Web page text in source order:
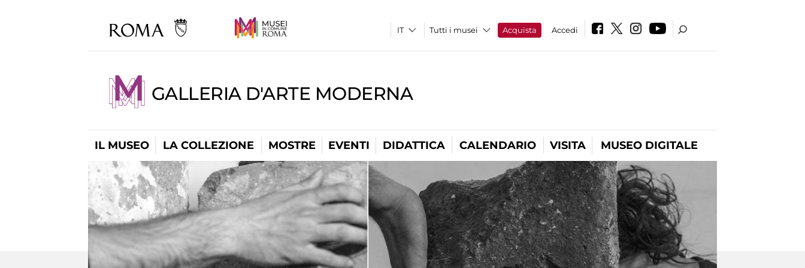
Tutti i musei Acquista Accedi
GALLERIA D'ARTE MODERNA
IL MUSEO LA COLLEZIONE MOSTRE EVENTI DIDATTICA CALENDARIO VISITA MUSEO DIGITALE